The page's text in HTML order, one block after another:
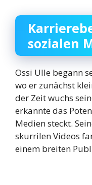
sozialen
Ossi Ulle begann
wo er zunächst
der Zeit wuchs
erkannte das
Medien steckt.
skurrilen Videos
einem breiten